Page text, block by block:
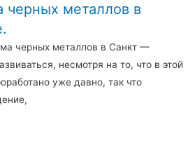
черных металлов в
черных металлов в Санкт —
несмотря на то, что в этой
уже давно, так что